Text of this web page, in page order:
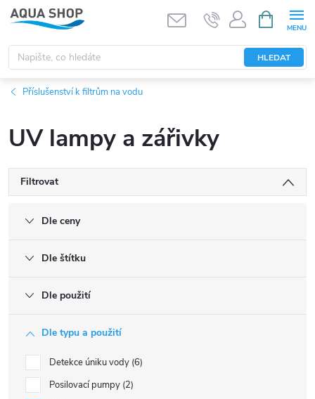
Přejít
na
obsah
HLEDAT
NÁKUPNÍ
KOŠÍK
Příslušenství k filtrům na vodu
UV lampy a zářivky
Filtrovat
Dle ceny
Dle štítku
Dle použití
Dle typu a použití
Detekce úniku vody 6
Posilovací pumpy 2